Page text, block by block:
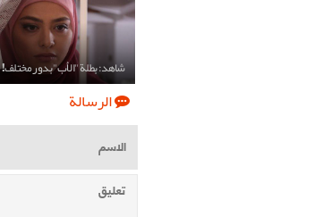
شاهد: بطلة "الأب" بدور مختلف!
الرسالة